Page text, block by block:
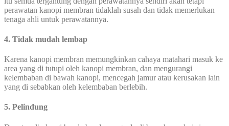
perawatan kanopi membran tidaklah susah dan tidak memerlukan
tenaga ahli untuk perawatannya.
4. Tidak mudah lembap
Karena kanopi membran memungkinkan cahaya matahari masuk ke
area yang di tutupi oleh kanopi membran, dan mengurangi
kelembaban di bawah kanopi, mencegah jamur atau kerusakan lain
yang di sebabkan oleh kelembaban berlebih.
5. Pelindung